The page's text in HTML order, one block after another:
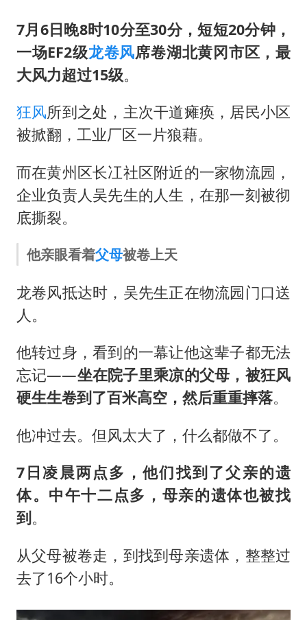
7月6日晚8时10分至30分，短短20分钟，
一场EF2级龙卷风席卷湖北黄冈市区，最
大风力超过15级。
狂风所到之处，主次干道瘫痪，居民小区
被掀翻，工业厂区一片狼藉。
而在黄州区长冮社区附近的一家物流园，
企业负责人吴先生的人生，在那一刻被彻
底撕裂。
他亲眼看着父母被卷上天
龙卷风抵达时，吴先生正在物流园门口送
人。
他转过身，看到的一幕让他这辈子都无法
忘记——坐在院子里乘凉的父母，被狂风
硬生生卷到了百米高空，然后重重摔落。
他冲过去。但风太大了，什么都做不了。
7日凌晨两点多，他们找到了父亲的遗
体。中午十二点多，母亲的遗体也被找
到。
从父母被卷走，到找到母亲遗体，整整过
去了16个小时。